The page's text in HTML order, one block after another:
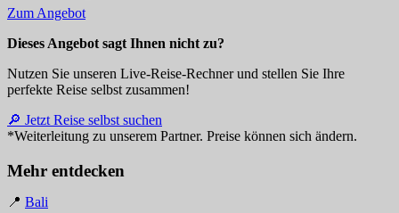
Zum Angebot
Dieses Angebot sagt Ihnen nicht zu?
Nutzen Sie unseren Live-Reise-Rechner und stellen Sie Ihre
perfekte Reise selbst zusammen!
🔎 Jetzt Reise selbst suchen
*Weiterleitung zu unserem Partner. Preise können sich ändern.
Mehr entdecken
📍 Bali